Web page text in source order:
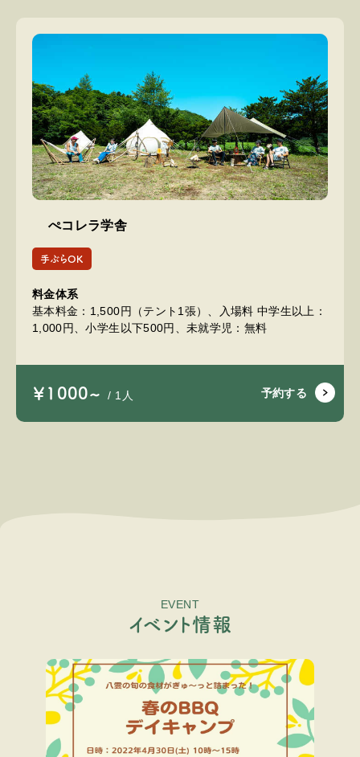
ぺコレラ学舎
手ぶらOK
料金体系
基本料金：1,500円（テント1張）、入場料 中学生以上：
1,000円、小学生以下500円、未就学児：無料
￥1000~ / 1人 予約する
EVENT
イベン ト情報